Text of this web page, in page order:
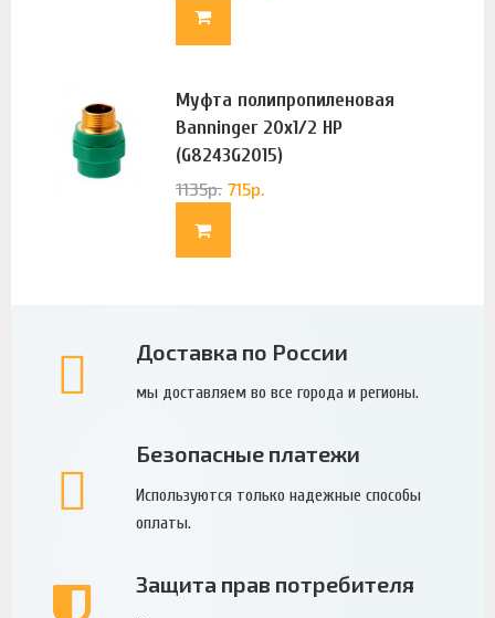
Муфта полипропиленовая
Banninger 20х1/2 НР
(G8243G2015)
1135р. 715р.
Доставка по России
мы доставляем во все города и регионы.
Безопасные платежи
Используются только надежные способы
оплаты.
Защита прав потребителя